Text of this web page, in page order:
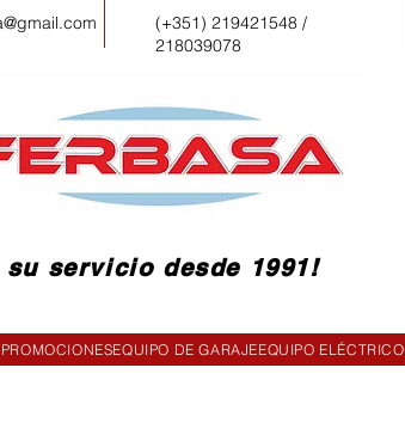
(+351) 219421548 /
218039078
su servicio desde 1991!
PROMOCIONESEQUIPO DE GARAJEEQUIPO ELÉCTRICO